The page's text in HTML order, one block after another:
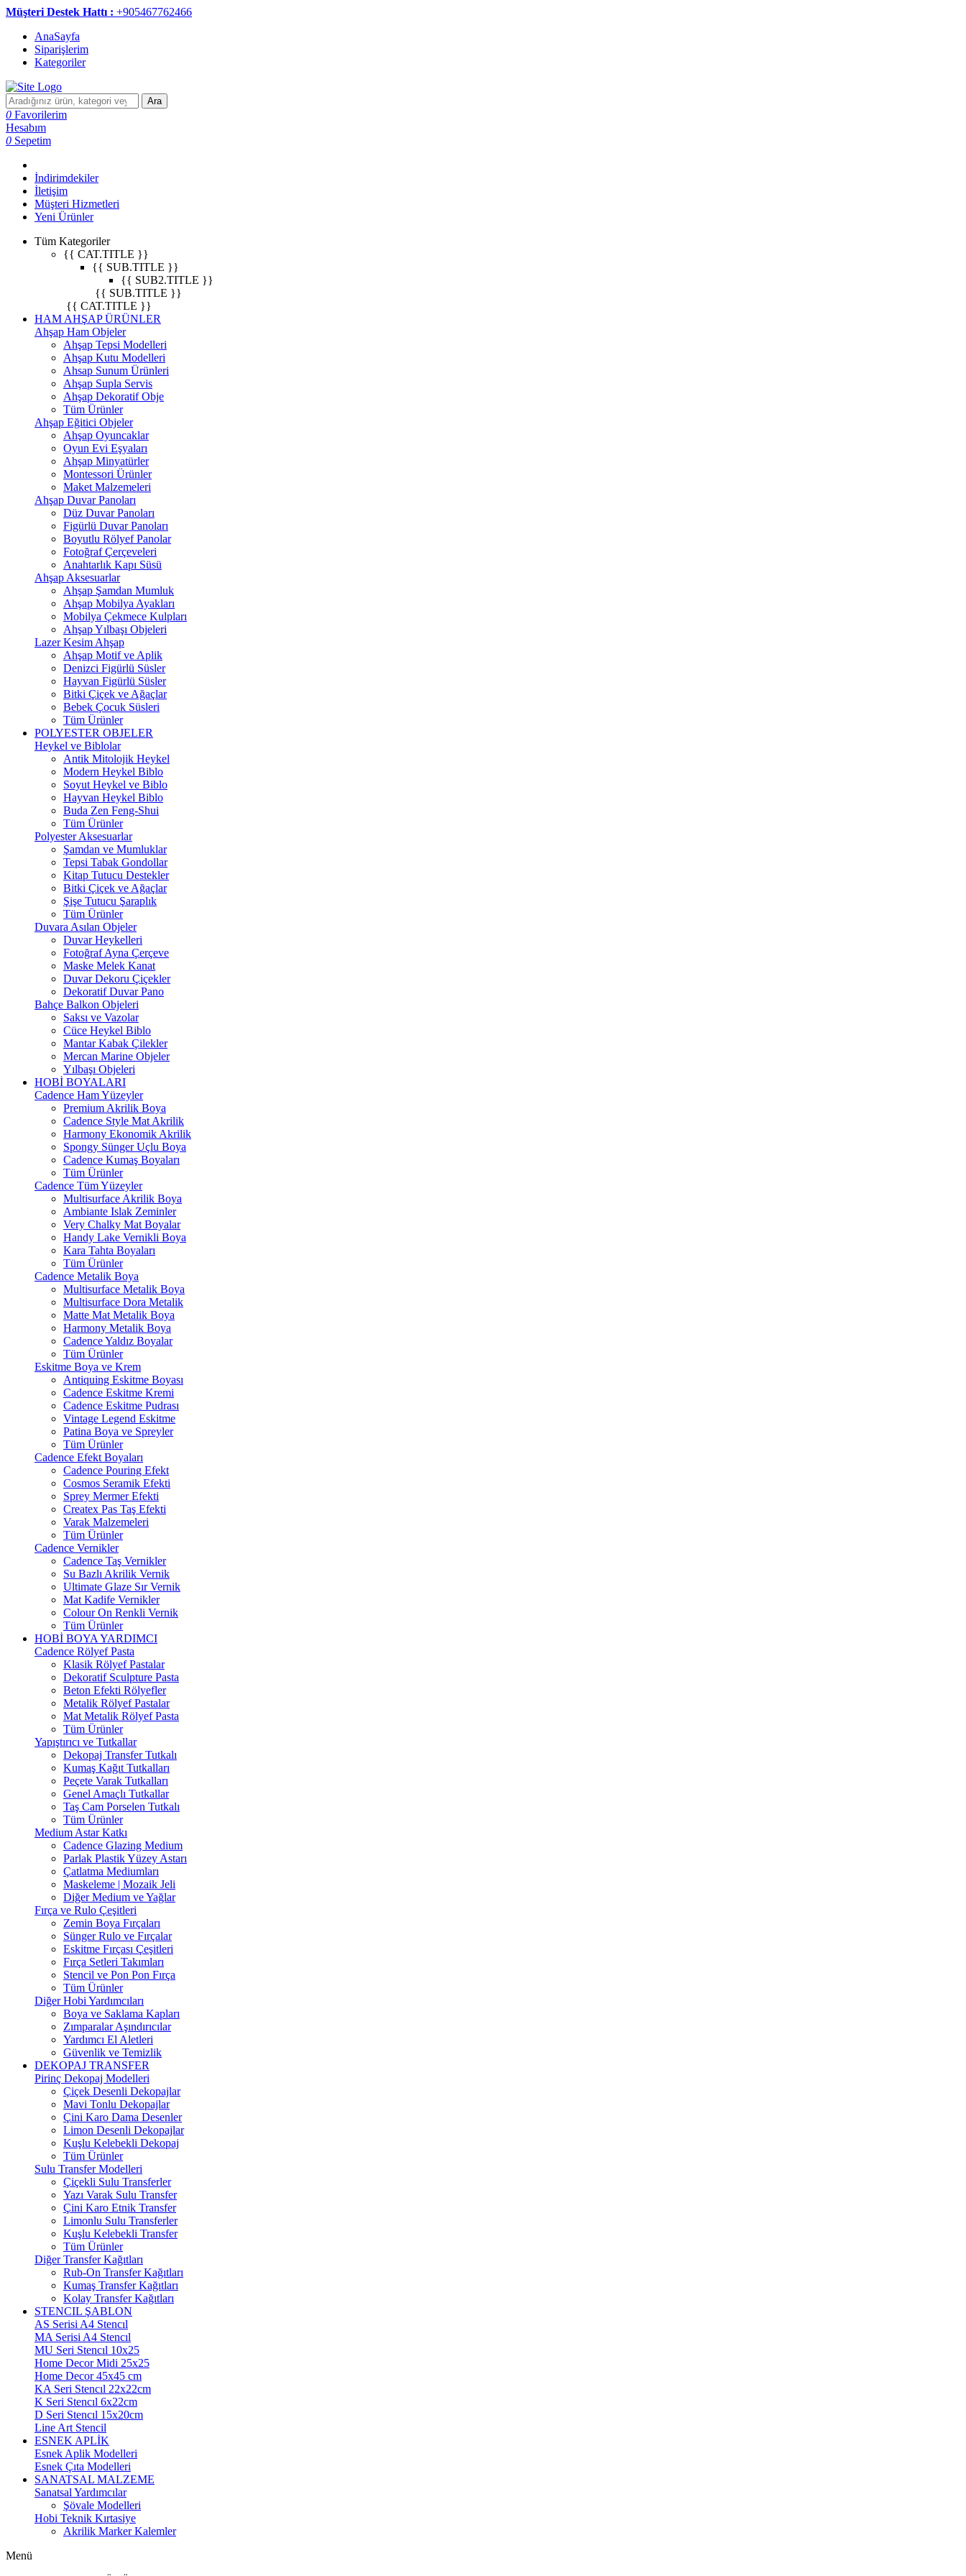
Müşteri Destek Hattı : +905467762466
AnaSayfa
Siparişlerim
Kategoriler
Ara
0 Favorilerim
Hesabım
0 Sepetim
İndirimdekiler
İletişim
Müşteri Hizmetleri
Yeni Ürünler
Tüm Kategoriler
{{ CAT.TITLE }}
{{ SUB.TITLE }}
{{ SUB2.TITLE }}
{{ SUB.TITLE }}
{{ CAT.TITLE }}
HAM AHŞAP ÜRÜNLER
Ahşap Ham Objeler
Ahşap Tepsi Modelleri
Ahşap Kutu Modelleri
Ahsap Sunum Ürünleri
Ahşap Supla Servis
Ahşap Dekoratif Obje
Tüm Ürünler
Ahşap Eğitici Objeler
Ahşap Oyuncaklar
Oyun Evi Eşyaları
Ahşap Minyatürler
Montessori Ürünler
Maket Malzemeleri
Ahşap Duvar Panoları
Düz Duvar Panoları
Figürlü Duvar Panoları
Boyutlu Rölyef Panolar
Fotoğraf Çerçeveleri
Anahtarlık Kapı Süsü
Ahşap Aksesuarlar
Ahşap Şamdan Mumluk
Ahşap Mobilya Ayakları
Mobilya Çekmece Kulpları
Ahşap Yılbaşı Objeleri
Lazer Kesim Ahşap
Ahşap Motif ve Aplik
Denizci Figürlü Süsler
Hayvan Figürlü Süsler
Bitki Çiçek ve Ağaçlar
Bebek Çocuk Süsleri
Tüm Ürünler
POLYESTER OBJELER
Heykel ve Biblolar
Antik Mitolojik Heykel
Modern Heykel Biblo
Soyut Heykel ve Biblo
Hayvan Heykel Biblo
Buda Zen Feng-Shui
Tüm Ürünler
Polyester Aksesuarlar
Şamdan ve Mumluklar
Tepsi Tabak Gondollar
Kitap Tutucu Destekler
Bitki Çiçek ve Ağaçlar
Şişe Tutucu Şaraplık
Tüm Ürünler
Duvara Asılan Objeler
Duvar Heykelleri
Fotoğraf Ayna Çerçeve
Maske Melek Kanat
Duvar Dekoru Çiçekler
Dekoratif Duvar Pano
Bahçe Balkon Objeleri
Saksı ve Vazolar
Cüce Heykel Biblo
Mantar Kabak Çilekler
Mercan Marine Objeler
Yılbaşı Objeleri
HOBİ BOYALARI
Cadence Ham Yüzeyler
Premium Akrilik Boya
Cadence Style Mat Akrilik
Harmony Ekonomik Akrilik
Spongy Sünger Uçlu Boya
Cadence Kumaş Boyaları
Tüm Ürünler
Cadence Tüm Yüzeyler
Multisurface Akrilik Boya
Ambiante Islak Zeminler
Very Chalky Mat Boyalar
Handy Lake Vernikli Boya
Kara Tahta Boyaları
Tüm Ürünler
Cadence Metalik Boya
Multisurface Metalik Boya
Multisurface Dora Metalik
Matte Mat Metalik Boya
Harmony Metalik Boya
Cadence Yaldız Boyalar
Tüm Ürünler
Eskitme Boya ve Krem
Antiquing Eskitme Boyası
Cadence Eskitme Kremi
Cadence Eskitme Pudrası
Vintage Legend Eskitme
Patina Boya ve Spreyler
Tüm Ürünler
Cadence Efekt Boyaları
Cadence Pouring Efekt
Cosmos Seramik Efekti
Sprey Mermer Efekti
Createx Pas Taş Efekti
Varak Malzemeleri
Tüm Ürünler
Cadence Vernikler
Cadence Taş Vernikler
Su Bazlı Akrilik Vernik
Ultimate Glaze Sır Vernik
Mat Kadife Vernikler
Colour On Renkli Vernik
Tüm Ürünler
HOBİ BOYA YARDIMCI
Cadence Rölyef Pasta
Klasik Rölyef Pastalar
Dekoratif Sculpture Pasta
Beton Efekti Rölyefler
Metalik Rölyef Pastalar
Mat Metalik Rölyef Pasta
Tüm Ürünler
Yapıştırıcı ve Tutkallar
Dekopaj Transfer Tutkalı
Kumaş Kağıt Tutkalları
Peçete Varak Tutkalları
Genel Amaçlı Tutkallar
Taş Cam Porselen Tutkalı
Tüm Ürünler
Medium Astar Katkı
Cadence Glazing Medium
Parlak Plastik Yüzey Astarı
Çatlatma Mediumları
Maskeleme | Mozaik Jeli
Diğer Medium ve Yağlar
Fırça ve Rulo Çeşitleri
Zemin Boya Fırçaları
Sünger Rulo ve Fırçalar
Eskitme Fırçası Çeşitleri
Fırça Setleri Takımları
Stencil ve Pon Pon Fırça
Tüm Ürünler
Diğer Hobi Yardımcıları
Boya ve Saklama Kapları
Zımparalar Aşındırıcılar
Yardımcı El Aletleri
Güvenlik ve Temizlik
DEKOPAJ TRANSFER
Pirinç Dekopaj Modelleri
Çiçek Desenli Dekopajlar
Mavi Tonlu Dekopajlar
Çini Karo Dama Desenler
Limon Desenli Dekopajlar
Kuşlu Kelebekli Dekopaj
Tüm Ürünler
Sulu Transfer Modelleri
Çiçekli Sulu Transferler
Yazı Varak Sulu Transfer
Çini Karo Etnik Transfer
Limonlu Sulu Transferler
Kuşlu Kelebekli Transfer
Tüm Ürünler
Diğer Transfer Kağıtları
Rub-On Transfer Kağıtları
Kumaş Transfer Kağıtları
Kolay Transfer Kağıtları
STENCIL ŞABLON
AS Serisi A4 Stencıl
MA Serisi A4 Stencıl
MU Seri Stencıl 10x25
Home Decor Midi 25x25
Home Decor 45x45 cm
KA Seri Stencıl 22x22cm
K Seri Stencıl 6x22cm
D Seri Stencıl 15x20cm
Line Art Stencil
ESNEK APLİK
Esnek Aplik Modelleri
Esnek Çıta Modelleri
SANATSAL MALZEME
Sanatsal Yardımcılar
Şövale Modelleri
Hobi Teknik Kırtasiye
Akrilik Marker Kalemler
Menü